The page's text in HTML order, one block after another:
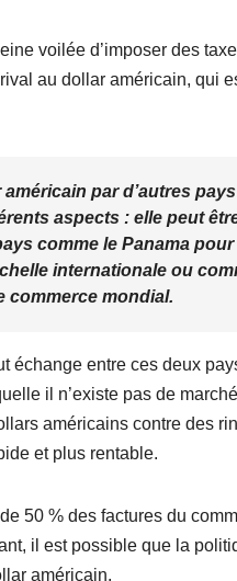
voilée d’imposer des
au dollar américain, qui
par d’autres
aspects : elle peut
comme le Panama
internationale ou
commerce mondial.
échange entre ces deux
il n’existe pas de
américains contre des
et plus rentable.
50 % des factures du
il est possible que la
américain.